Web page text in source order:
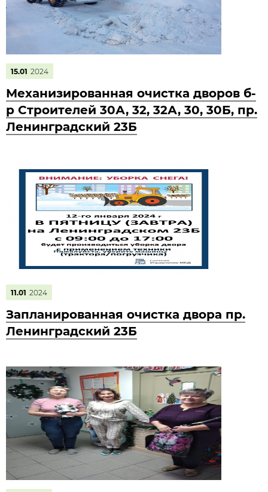
15.01 2024
Механизированная очистка дворов б-
р Строителей 30А, 32, 32А, 30, 30Б, пр.
Ленинградский 23Б
11.01 2024
Запланированная очистка двора пр.
Ленинградский 23Б